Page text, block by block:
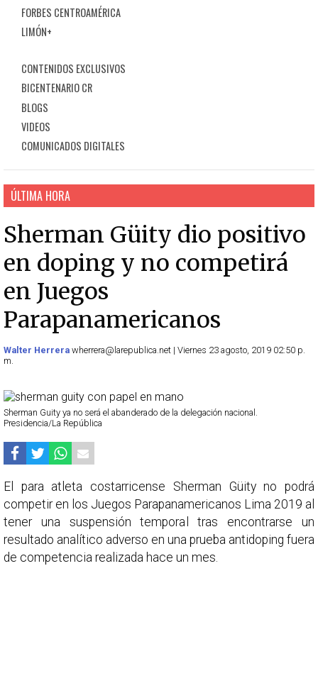
FORBES CENTROAMÉRICA
LIMÓN+
CONTENIDOS EXCLUSIVOS
BICENTENARIO CR
BLOGS
VIDEOS
COMUNICADOS DIGITALES
ÚLTIMA HORA
Sherman Güity dio positivo
en doping y no competirá
en Juegos
Parapanamericanos
Walter Herrera wherrera@larepublica.net | Viernes 23 agosto, 2019 02:50 p.
m.
Sherman Guity ya no será el abanderado de la delegación nacional.
Presidencia/La República
El para atleta costarricense Sherman Güity no podrá
competir en los Juegos Parapanamericanos Lima 2019 al
tener una suspensión temporal tras encontrarse un
resultado analítico adverso en una prueba antidoping fuera
de competencia realizada hace un mes.